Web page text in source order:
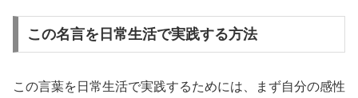
この名言を日常生活で実践する方法
この言葉を日常生活で実践するためには、まず自分の感性